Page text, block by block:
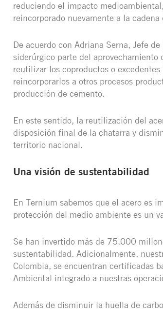
reduciendo el impacto
reincorporado nuevamente a la cadena
De acuerdo con Adriana Serna, Jefe
siderúrgico parte del
reutilizar los coproductos o
reincorporarlos a otros procesos
producción de cemento.
En este sentido, la reutilización del
disposición final de la chatarra y
territorio nacional.
Una visión de sustentabilidad
En Ternium sabemos que el acero es
protección del medio ambiente es un
Se han invertido más de 75.000
sustentabilidad. Adicionalmente,
Colombia, se encuentran certificadas
Ambiental integrado a nuestras
Además de disminuir la huella de